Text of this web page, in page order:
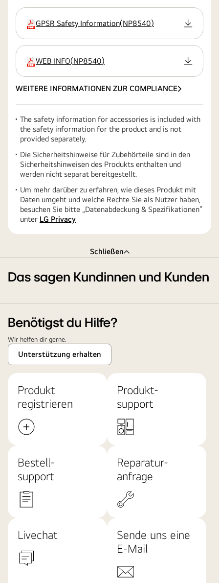
Erweiterung
GPSR Safety Information(NP8540)
Erweiterung
WEB INFO(NP8540)
WEITERE INFORMATIONEN ZUR COMPLIANCE
The safety information for accessories is included with
the safety information for the product and is not
provided separately.
Die Sicherheitshinweise für Zubehörteile sind in den
Sicherheitshinweisen des Produkts enthalten und
werden nicht separat bereitgestellt.
Um mehr darüber zu erfahren, wie dieses Produkt mit
Daten umgeht und welche Rechte Sie als Nutzer haben,
besuchen Sie bitte „Datenabdeckung & Spezifikationen“
unter LG Privacy
Schließen
Das sagen Kundinnen und Kunden
Benötigst du Hilfe?
Wir helfen dir gerne.
Unterstützung erhalten
Produkt
registrieren
Produkt-
support
Bestell-
support
Reparatur-
anfrage
Livechat
Sende uns eine
E-Mail